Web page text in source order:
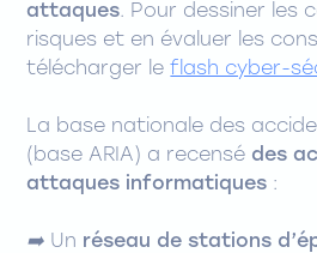
attaques. Pour dessiner les
risques et en évaluer les
télécharger leflash cyber-
La base nationale des
(base ARIA) a recensé des
attaques informatiques :
➡️ Un réseau de stations